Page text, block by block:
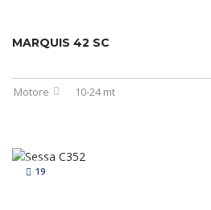
MARQUIS 42 SC
Motore 10-24 mt
19